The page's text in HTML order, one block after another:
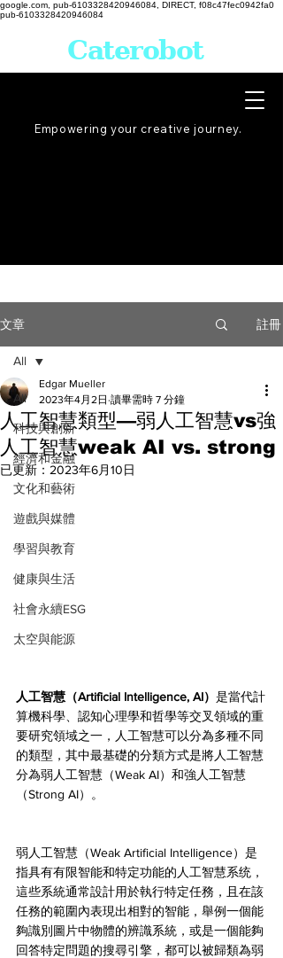
google.com, pub-6103328420946084, DIRECT, f08c47fec0942fa0
pub-6103328420946084
Empowering your creative journey.
Caterobot
文章 註冊
All
科技與創新
經濟和金融
文化和藝術
遊戲與媒體
學習與教育
健康與生活
社會永續ESG
太空與能源
All
人工智慧類型—弱人工智慧vs強
人工智慧weak AI vs. strong
Edgar Mueller
2023年4月2日 讀畢需時 7 分鐘
已更新： 2023年6月10日
人工智慧（Artificial Intelligence, AI） 是當代計
算機科學、認知心理學和哲學等交叉領域的重
要研究領域之一，人工智慧可以分為多種不同
的類型，其中最基礎的分類方式是將人工智慧
分為弱人工智慧（Weak AI）和強人工智慧
（Strong AI）。
弱人工智慧（Weak Artificial Intelligence）是
指具有有限智能和特定功能的人工智慧系统，
這些系統通常設計用於執行特定任務，且在該
任務的範圍內表現出相對的智能，舉例一個能
夠識別圖片中物體的辨識系統，或是一個能夠
回答特定問題的搜尋引擎，都可以被歸類為弱